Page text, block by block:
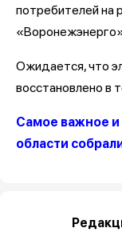
потребителей на
Ожидается, что
восстановлено в
Самое важное
области